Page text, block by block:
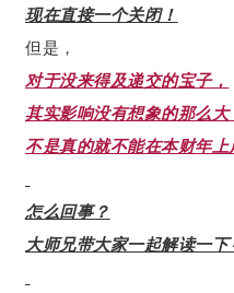
现在直接一个关闭！
但是，
对于没来得及递交的宝子，
其实影响没有想象的那么大
不是真的就不能在本财年上
怎么回事？
大师兄带大家一起解读一下